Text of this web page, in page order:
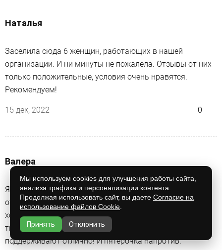
Наталья
Заселила сюда 6 женщин, работающих в нашей
организации. И ни минуты не пожалела. Отзывы от них
только положительные, условия очень нравятся.
Рекомендуем!
15 дек, 2022 0
Валера
Я таксист, периодически заезжаю в этот хостел
отдохнуть переночевать. Стоянка прямо рядом с
хостелом, цены невысокие. И что немаловажно всегда
тихо и спокойно. Администраторы порядок
поддерживают отлично! И пятёрочка напротив.
Мы используем cookies для улучшения работы сайта,
анализа трафика и персонализации контента.
Продолжая использовать сайт, вы даете Согласие на
использование файлов Cookie
Принять Отклонить